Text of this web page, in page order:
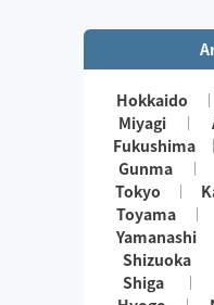
カウンセリング、丁寧
Hokkaido
Miyagi
Fukushima
Gunma
Tokyo
Toyama
Yamanashi
Shizuoka
Shiga